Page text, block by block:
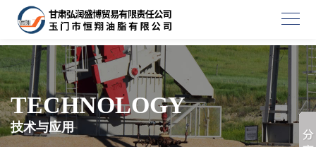
TECHNOLOGY
技术与应用